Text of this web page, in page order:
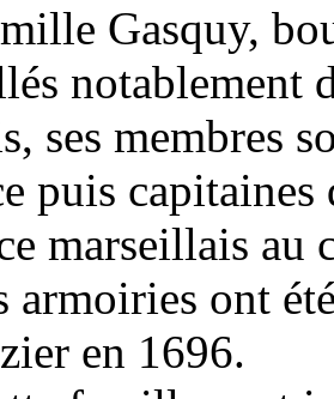
Gasquy,
notablement
ses membres
puis capitaines
marseillais
armoiries ont
en 1696.